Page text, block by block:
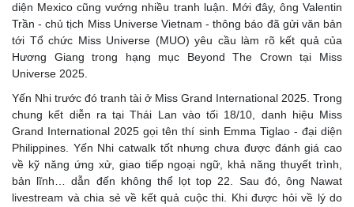
diện Mexico cũng vướng nhiều tranh luận. Mới đây, ông Valentin
Trần - chủ tịch Miss Universe Vietnam - thông báo đã gửi văn bản
tới Tổ chức Miss Universe (MUO) yêu cầu làm rõ kết quả của
Hương Giang trong hạng mục Beyond The Crown tại Miss
Universe 2025.
Yến Nhi trước đó tranh tài ở Miss Grand International 2025. Trong
chung kết diễn ra tại Thái Lan vào tối 18/10, danh hiệu Miss
Grand International 2025 gọi tên thí sinh Emma Tiglao - đại diện
Philippines. Yến Nhi catwalk tốt nhưng chưa được đánh giá cao
về kỹ năng ứng xử, giao tiếp ngoại ngữ, khả năng thuyết trình,
bản lĩnh… dẫn đến không thể lọt top 22. Sau đó, ông Nawat
livestream và chia sẻ về kết quả cuộc thi. Khi được hỏi về lý do